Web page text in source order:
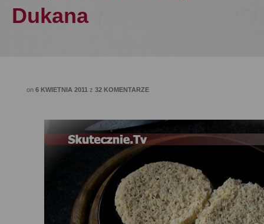
Dukana
on 6 KWIETNIA 2011 z 32 KOMENTARZE